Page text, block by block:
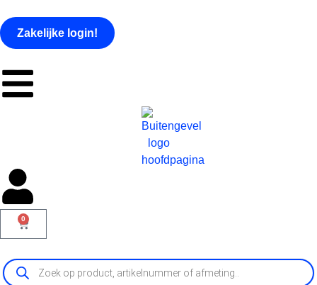
Zakelijke login!
0